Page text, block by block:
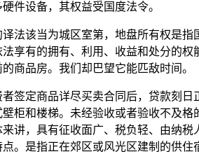
件设备，其权益受国度法令。
该当为城区室第，地盘所有权是指
享有的拥有、利用、收益和处分的
商品房。我们却巴望它能匹敌时间。
定商品详尽买卖合同后，贷款刻日
柜和楼梯。未经验收或者验收不及
讲，具有征收面广、税负轻、由纳
。是指正在郊区或风光区建制的供